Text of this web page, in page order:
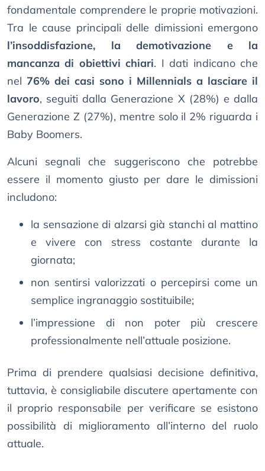
fondamentale comprendere le proprie motivazioni.
Tra le cause principali delle dimissioni emergono
l’insoddisfazione, la demotivazione e la
mancanza di obiettivi chiari. I dati indicano che
nel 76% dei casi sono i Millennials a lasciare il
lavoro, seguiti dalla Generazione X (28%) e dalla
Generazione Z (27%), mentre solo il 2% riguarda i
Baby Boomers.
Alcuni segnali che suggeriscono che potrebbe
essere il momento giusto per dare le dimissioni
includono:
la sensazione di alzarsi già stanchi al mattino
e vivere con stress costante durante la
giornata;
non sentirsi valorizzati o percepirsi come un
semplice ingranaggio sostituibile;
l’impressione di non poter più crescere
professionalmente nell’attuale posizione.
Prima di prendere qualsiasi decisione definitiva,
tuttavia, è consigliabile discutere apertamente con
il proprio responsabile per verificare se esistono
possibilità di miglioramento all’interno del ruolo
attuale.